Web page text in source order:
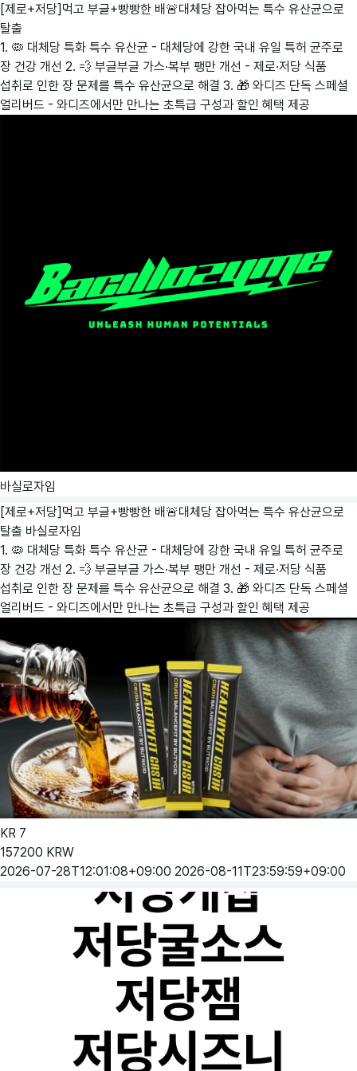
[제로+저당]먹고 부글+빵빵한 배🚨대체당 잡아먹는 특수 유산균으로
탈출
1. 🦠 대체당 특화 특수 유산균 - 대체당에 강한 국내 유일 특허 균주로
장 건강 개선 2. 💨 부글부글 가스·복부 팽만 개선 - 제로·저당 식품
섭취로 인한 장 문제를 특수 유산균으로 해결 3. 🎁 와디즈 단독 스페셜
얼리버드 - 와디즈에서만 만나는 초특급 구성과 할인 혜택 제공
바실로자임
[제로+저당]먹고 부글+빵빵한 배🚨대체당 잡아먹는 특수 유산균으로
탈출 바실로자임
1. 🦠 대체당 특화 특수 유산균 - 대체당에 강한 국내 유일 특허 균주로
장 건강 개선 2. 💨 부글부글 가스·복부 팽만 개선 - 제로·저당 식품
섭취로 인한 장 문제를 특수 유산균으로 해결 3. 🎁 와디즈 단독 스페셜
얼리버드 - 와디즈에서만 만나는 초특급 구성과 할인 혜택 제공
KR 7
157200 KRW
2026-07-28T12:01:08+09:00 2026-08-11T23:59:59+09:00